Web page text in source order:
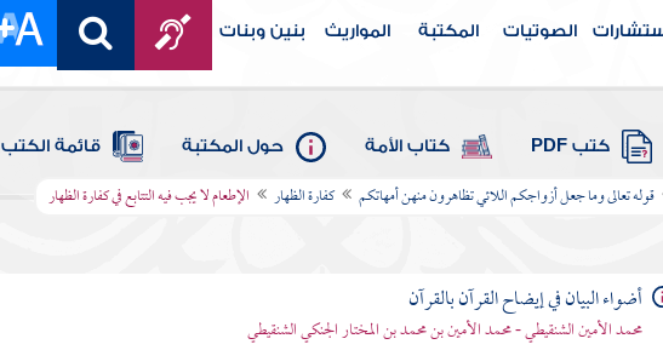
الصوتيات المكتبة المواريث بنين وبنات
كتب PDF كتاب الأمة حول المكتبة قائمة الكتب
قوله تعالى وما جعل أزواجكم اللائي تظاهرون منهن أمهاتكم كفارة الظهار الإطعام لا يجب فيه التتابع في كفارة الظهار
أضواء البيان في إيضاح القرآن بالقرآن
محمد الأمين الشنقيطي - محمد الأمين بن محمد بن المختار الجنكي الشنقيطي